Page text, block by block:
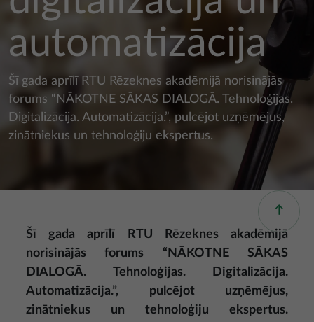
automatizācija
Šī gada aprīlī RTU Rēzeknes akadēmijā norisinājās
forums “NĀKOTNE SĀKAS DIALOGĀ. Tehnoloģijas.
Digitalizācija. Automatizācija.”, pulcējot uzņēmējus,
zinātniekus un tehnoloģiju ekspertus.
Šī gada aprīlī RTU Rēzeknes akadēmijā
norisinājās forums “NĀKOTNE SĀKAS
DIALOGĀ. Tehnoloģijas. Digitalizācija.
Automatizācija.”, pulcējot uzņēmējus,
zinātniekus un tehnoloģiju ekspertus.